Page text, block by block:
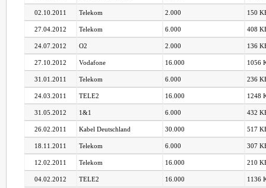
02.10.2011 Telekom 2.000 150
27.04.2012 Telekom 6.000 408
24.07.2012 O2 2.000 136
27.10.2012 Vodafone 16.000 1056
31.01.2011 Telekom 6.000 236
24.03.2011 TELE2 16.000 1248
31.05.2012 1&1 6.000 432
26.02.2011 Kabel Deutschland 30.000 517
18.11.2011 Telekom 6.000 307
12.02.2011 Telekom 16.000 210
04.02.2012 TELE2 16.000 1136